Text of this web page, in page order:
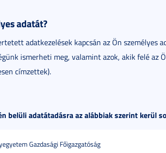
adatát?
adatkezelések kapcsán az Ön személyes
ismerheti meg, valamint azok, akik felé az
címzettek).
belüli adatátadásra az alábbiak szerint kerül
Gazdasági Főigazgatóság